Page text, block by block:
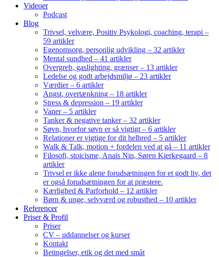
Videoer
Podcast
Blog
Trivsel, velvære, Positiv Psykologi, coaching, terapi –
59 artikler
Egenomsorg, personlig udvikling – 32 artikler
Mental sundhed – 41 artikler
Overgreb, gaslighting, grænser – 13 artikler
Ledelse og godt arbejdsmiljø – 23 artikler
Værdier – 6 artikler
Angst, overtænkning – 18 artikler
Stress & depression – 19 artikler
Vaner – 5 artikler
Tanker & negative tanker – 32 artikler
Søvn, hvorfor søvn er så vigtigt – 6 artikler
Relationer er vigtige for dit helbred – 5 artikler
Walk & Talk, motion + fordelen ved at gå – 11 artikler
Filosofi, stoicisme, Anaïs Nin, Søren Kierkegaard – 8
artikler
Trivsel er ikke alene forudsætningen for et godt liv, det
er også forudsætningen for at præstere.
Kærlighed & Parforhold – 12 artikler
Børn & unge, selvværd og robusthed – 10 artikler
Referencer
Priser & Profil
Priser
CV – uddannelser og kurser
Kontakt
Betingelser, etik og det med småt